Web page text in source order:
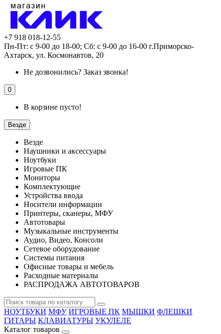
+7 918 018-12-55
Пн-Пт: с 9-00 до 18-00; Сб: с 9-00 до 16-00 г.Приморско-
Ахтарск, ул. Космонавтов, 20
Не дозвонились? Заказ звонка!
0
В корзине пусто!
Везде
Везде
Наушники и аксессуары
Ноутбуки
Игровые ПК
Мониторы
Комплектующие
Устройства ввода
Носители информации
Принтеры, сканеры, МФУ
Автотовары
Музыкальные инструменты
Аудио, Видео, Консоли
Сетевое оборудование
Системы питания
Офисные товары и мебель
Расходные материалы
РАСПРОДАЖА АВТОТОВАРОВ
НОУТБУКИ МФУ ИГРОВЫЕ ПК МЫШКИ ФЛЕШКИ
ГИТАРЫ КЛАВИАТУРЫ УКУЛЕЛЕ
Каталог товаров